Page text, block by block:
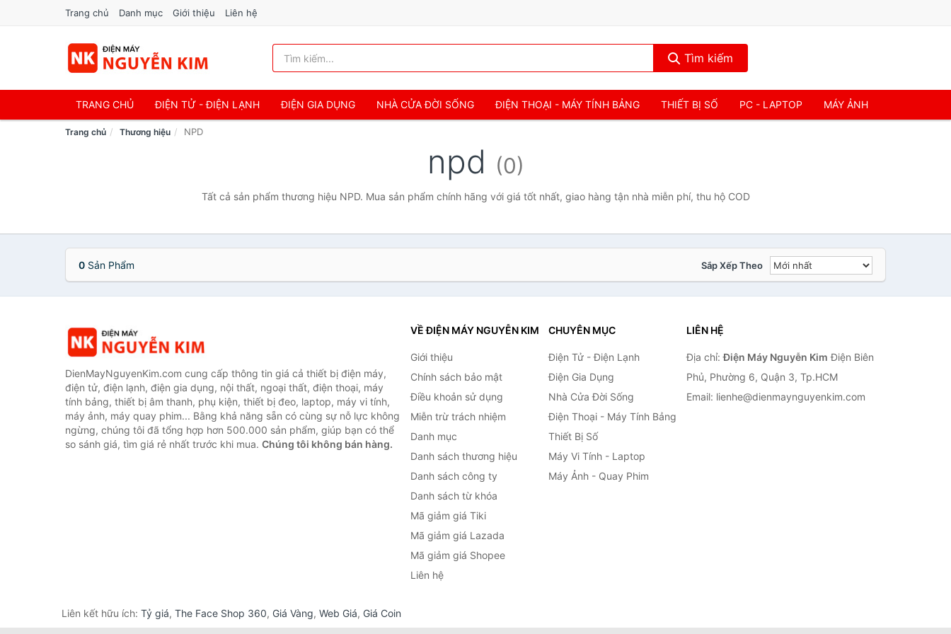
Trang chủ Danh mục Giới thiệu Liên hệ
Tìm kiếm
TRANG CHỦ ĐIỆN TỬ - ĐIỆN LẠNH ĐIỆN GIA DỤNG NHÀ CỬA ĐỜI SỐNG ĐIỆN THOẠI - MÁY TÍNH BẢNG THIẾT BỊ SỐ PC - LAPTOP MÁY ẢNH
Trang chủ Thương hiệu NPD
npd (0)
Tất cả sản phẩm thương hiệu NPD. Mua sản phẩm chính hãng với giá tốt nhất, giao hàng tận nhà miễn phí, thu hộ COD
0 Sản Phẩm Sắp Xếp Theo
DienMayNguyenKim.com cung cấp thông tin giá cả thiết bị điện máy,
điện tử, điện lạnh, điện gia dụng, nội thất, ngoại thất, điện thoại, máy
tính bảng, thiết bị âm thanh, phụ kiện, thiết bị đeo, laptop, máy vi tính,
máy ảnh, máy quay phim... Bằng khả năng sẵn có cùng sự nỗ lực không
ngừng, chúng tôi đã tổng hợp hơn 500.000 sản phẩm, giúp bạn có thể
so sánh giá, tìm giá rẻ nhất trước khi mua. Chúng tôi không bán hàng.
VỀ ĐIỆN MÁY NGUYỄN KIM
Giới thiệu
Chính sách bảo mật
Điều khoản sử dụng
Miễn trừ trách nhiệm
Danh mục
Danh sách thương hiệu
Danh sách công ty
Danh sách từ khóa
Mã giảm giá Tiki
Mã giảm giá Lazada
Mã giảm giá Shopee
Liên hệ
CHUYÊN MỤC
Điện Tử - Điện Lạnh
Điện Gia Dụng
Nhà Cửa Đời Sống
Điện Thoại - Máy Tính Bảng
Thiết Bị Số
Máy Vi Tính - Laptop
Máy Ảnh - Quay Phim
LIÊN HỆ
Địa chỉ:Điện Máy Nguyễn Kim Điện Biên
Phủ, Phường 6, Quận 3, Tp.HCM
Email: lienhe@dienmaynguyenkim.com
Liên kết hữu ích: Tỷ giá, The Face Shop 360, Giá Vàng, Web Giá, Giá Coin